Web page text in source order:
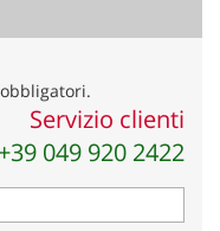
Servizio clienti
+39 049 920 2422